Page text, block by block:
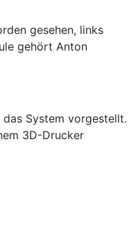
gesehen, links
gehört Anton
System vorgestellt.
3D-Drucker